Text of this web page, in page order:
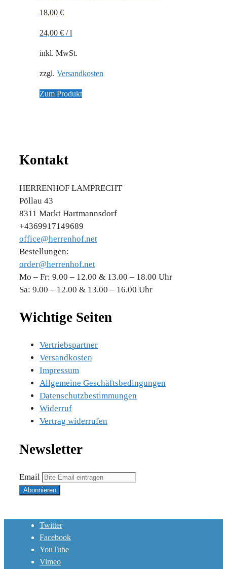
18,00 €
24,00 € /l
inkl. MwSt.
zzgl. Versandkosten
Zum Produkt
Kontakt
HERRENHOF LAMPRECHT
Pöllau 43
8311 Markt Hartmannsdorf
+4369917149689
office@herrenhof.net
Bestellungen:
order@herrenhof.net
Mo – Fr: 9.00 – 12.00 & 13.00 – 18.00 Uhr
Sa: 9.00 – 12.00 & 13.00 – 16.00 Uhr
Wichtige Seiten
Vertriebspartner
Versandkosten
Impressum
Allgemeine Geschäftsbedingungen
Datenschutzbestimmungen
Widerruf
Vertrag widerrufen
Newsletter
Email
Twitter
Facebook
YouTube
Vimeo